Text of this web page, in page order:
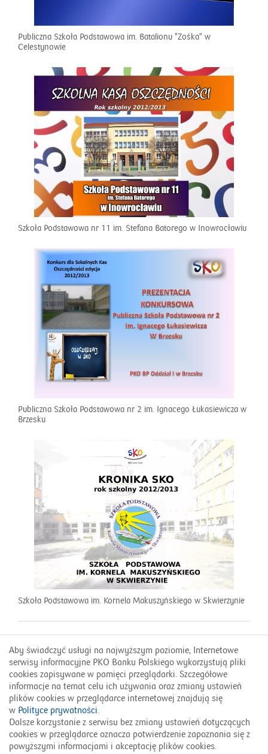
Publiczna Szkoła Podstawowa im. Batalionu "Zośka" w
Celestynowie
Szkoła Podstawowa nr 11 im. Stefana Batorego w Inowrocławiu
Publiczna Szkoła Podstawowa nr 2 im. Ignacego Łukasiewicza w
Brzesku
Szkoła Podstawowa im. Kornela Makuszyńskiego w Skwierzynie
Kontakt
FAQ
800 302 302
© 2026 PKO Bank Polski
Aby świadczyć usługi na najwyższym poziomie, Internetowe
serwisy informacyjne PKO Banku Polskiego wykorzystują pliki
cookies zapisywane w pamięci przeglądarki. Szczegółowe
informacje na temat celu ich używania oraz zmiany ustawień
plików cookies w przeglądarce internetowej znajdują się
w Polityce prywatności.
Dalsze korzystanie z serwisu bez zmiany ustawień dotyczących
cookies w przeglądarce oznacza potwierdzenie zapoznania się z
powyższymi informacjami i akceptację plików cookies.